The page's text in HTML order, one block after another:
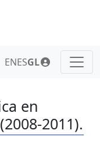
ENESGL
en
2011).